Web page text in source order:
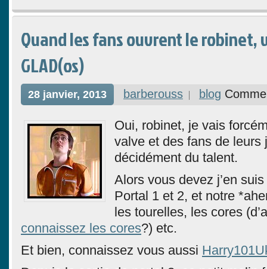
Quand les fans ouvrent le robinet,
GLAD(os)
28 janvier, 2013 barberouss blog
Oui, robinet, je vais
valve et des fans de leurs
décidément du talent.
Alors vous devez j’en
Portal 1 et 2, et notre
les tourelles, les cores
connaissez les cores?) etc.
Et bien, connaissez vous aussi